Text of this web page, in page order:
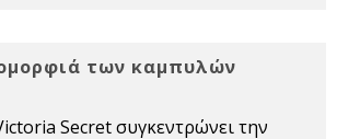
των καμπυλών
Secret συγκεντρώνει την